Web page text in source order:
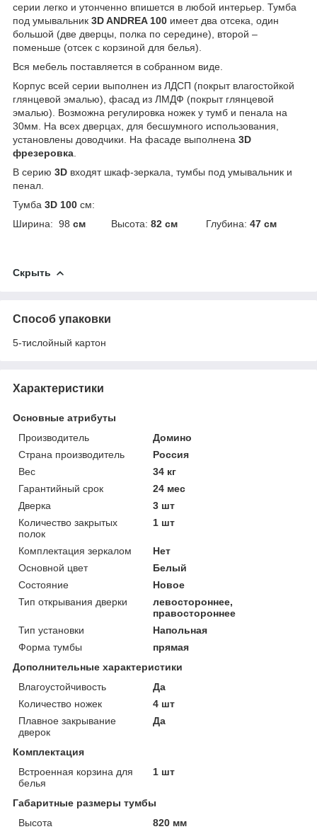
серии легко и утонченно впишется в любой интерьер. Тумба
под умывальник 3D ANDREA 100 имеет два отсека, один
большой (две дверцы, полка по середине), второй –
поменьше (отсек с корзиной для белья).
Вся мебель поставляется в собранном виде.
Корпус всей серии выполнен из ЛДСП (покрыт влагостойкой
глянцевой эмалью), фасад из ЛМДФ (покрыт глянцевой
эмалью). Возможна регулировка ножек у тумб и пенала на
30мм. На всех дверцах, для бесшумного использования,
установлены доводчики. На фасаде выполнена 3D
фрезеровка
В серию 3D входят шкаф-зеркала, тумбы под умывальник и
пенал.
Тумба 3D 100 см:
Ширина: 98 см Высота: 82 см Глубина: 47 см
Скрыть
Способ упаковки
5-тислойный картон
Характеристики
Основные атрибуты
Производитель
Домино
Страна производитель
Россия
Вес
34 кг
Гарантийный срок
24 мес
Дверка
3 шт
Количество закрытых
полок
1 шт
Комплектация зеркалом
Нет
Основной цвет
Белый
Состояние
Новое
Тип открывания дверки
левостороннее,
правостороннее
Тип установки
Напольная
Форма тумбы
прямая
Дополнительные характеристики
Влагоустойчивость
Да
Количество ножек
4 шт
Плавное закрывание
дверок
Да
Комплектация
Встроенная корзина для
белья
1 шт
Габаритные размеры тумбы
Высота
820 мм